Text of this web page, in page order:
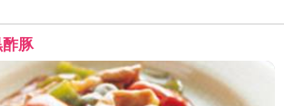
豚